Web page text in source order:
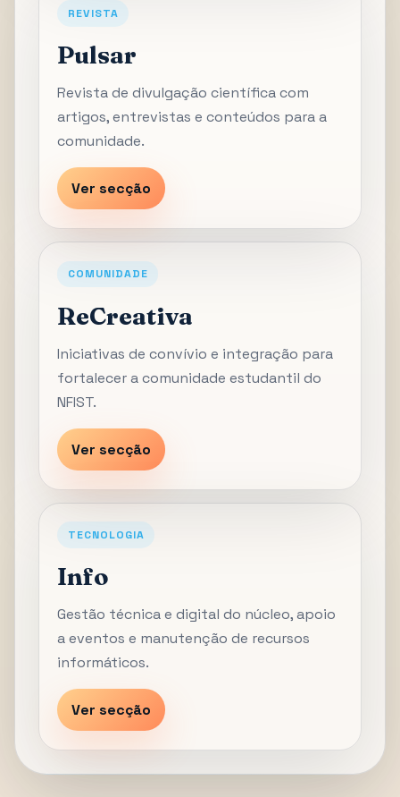
REVISTA
Pulsar
Revista de divulgação científica com
artigos, entrevistas e conteúdos para a
comunidade.
Ver secção
COMUNIDADE
ReCreativa
Iniciativas de convívio e integração para
fortalecer a comunidade estudantil do
NFIST.
Ver secção
TECNOLOGIA
Info
Gestão técnica e digital do núcleo, apoio
a eventos e manutenção de recursos
informáticos.
Ver secção